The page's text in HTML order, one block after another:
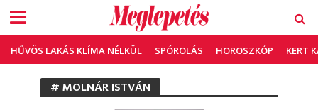
HŰVÖS LAKÁS KLÍMA NÉLKÜL SPÓROLÁS HOROSZKÓP KERT
# MOLNÁR ISTVÁN